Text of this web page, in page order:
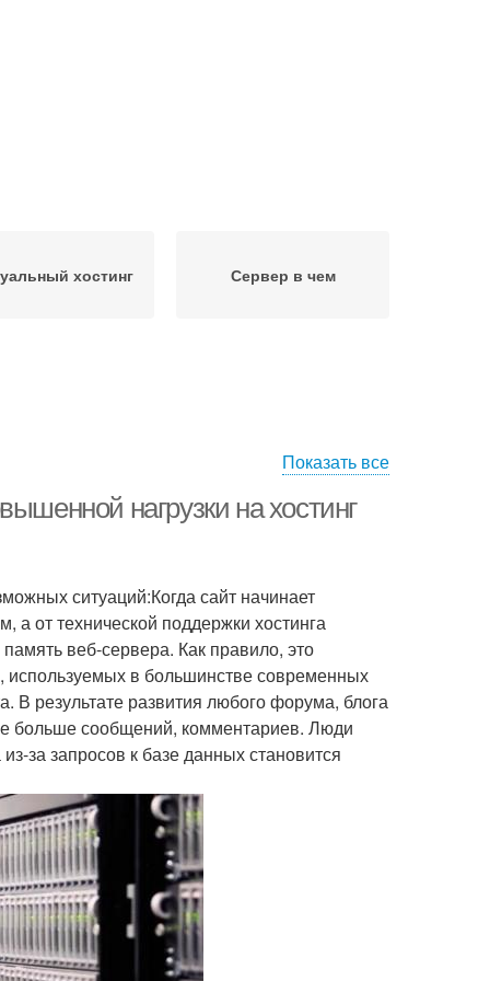
хостинг Сервер в чем
Показать все
нагрузки на хостинг
ситуаций:Когда сайт начинает
а от технической поддержки хостинга
веб-сервера. Как правило, это
используемых в большинстве современных
В результате развития любого форума, блога
больше сообщений, комментариев. Люди
за запросов к базе данных становится